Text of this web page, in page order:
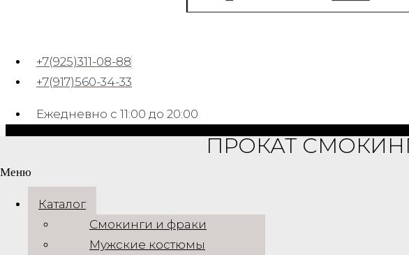
+7(925)311-08-88
+7(917)560-34-33
Ежедневно с 11:00 до 20:00
ПРОКАТ
Меню
Каталог
Смокинги и фраки
Мужские костюмы
С любовью к вашему стилю и уважением к вашему времени.
Информация
Каталог
Отзывы
Контакты